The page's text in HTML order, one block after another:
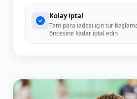
Kolay iptal
Tam para iadesi için tur
öncesine kadar iptal edin